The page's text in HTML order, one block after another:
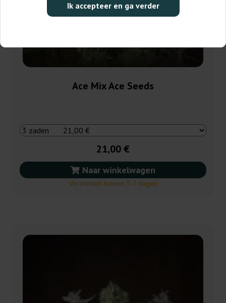
Ik accepteer en ga verder
Ace Mix Ace Seeds
21,00 €
Naar winkelwagen
Verzonden binnen 3-7 dagen